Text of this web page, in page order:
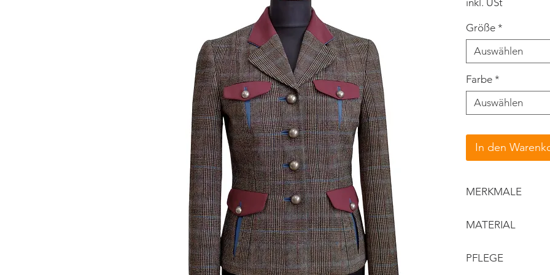
inkl. USt
Größe *
Auswählen
Farbe *
Auswählen
In den
MERKMALE
Oberstoff in
Vorderteil mit
MATERIAL
Details:
PFLEGE